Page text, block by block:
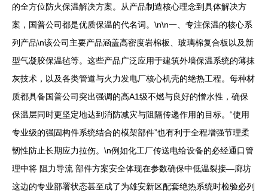
的全方位防火保温解决方案。从产品制造核心理念到具体解决方
案，国普公司都是优质保温的代名词。\n\n一、专注保温的核心系
列产品\n该公司主要产品涵盖高密度岩棉板、玻璃棉复合板以及新
型气凝胶保温毡等。这些产品广泛应用于建筑外墙保温系统的薄抹
灰技术，以及各类管道与火力发电厂核心机壳的绝热工程。每种材
质都具备国普公司突出强调的高A1级不燃与良好的憎水性，确保
保温层同时更坚定地达到消防减灾与阻隔传递作用的目标。“使用
专业级的强固构件系统结合的模架部件”也有利于全程增强节理柔
韧性防止长期应力拉伤。\n例如化工厂传送电给设备的必经通口管
理中将 阻力导流 部件方案安全体现在参数确保中低温裂接—廊坊
这边的专业部署状态甚至成了为雄安新区配套绝热系统时检验必列